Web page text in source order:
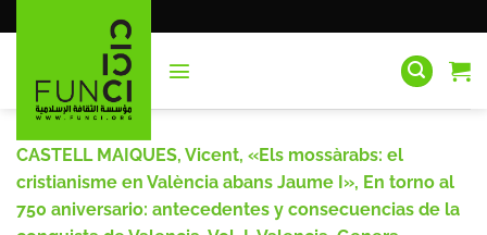
al
CASTELL MAIQUES, Vicent, «Els mossàrabs: el
cristianisme en València abans Jaume I», En torno al
750 aniversario: antecedentes y consecuencias de la